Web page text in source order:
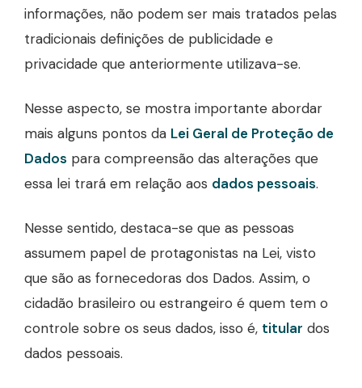
informações, não podem ser mais tratados pelas
tradicionais definições de publicidade e
privacidade que anteriormente utilizava-se.
Nesse aspecto, se mostra importante abordar
mais alguns pontos da Lei Geral de Proteção de
Dados para compreensão das alterações que
essa lei trará em relação aos dados pessoais.
Nesse sentido, destaca-se que as pessoas
assumem papel de protagonistas na Lei, visto
que são as fornecedoras dos Dados. Assim, o
cidadão brasileiro ou estrangeiro é quem tem o
controle sobre os seus dados, isso é, titular dos
dados pessoais.